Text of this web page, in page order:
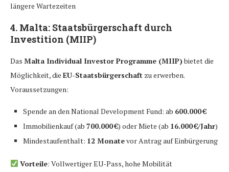
längere Wartezeiten
4. Malta: Staatsbürgerschaft durch
Investition (MIIP)
Das Malta Individual Investor Programme (MIIP)bietet die
Möglichkeit, die EU-Staatsbürgerschaft zu erwerben.
Voraussetzungen:
Spende an den National Development Fund: ab 600.000 €
Immobilienkauf (ab 700.000 €) oder Miete (ab 16.000 €/Jahr)
Mindestaufenthalt: 12 Monatevor Antrag auf Einbürgerung
Vorteile: Vollwertiger EU-Pass, hohe Mobilität